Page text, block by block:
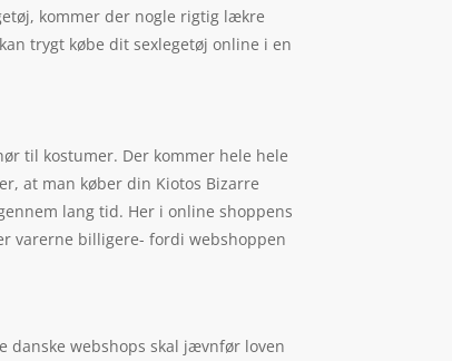
kommer der nogle rigtig lækre
trygt købe dit sexlegetøj online i en
til kostumer. Der kommer hele hele
at man køber din Kiotos Bizarre
lang tid. Her i online shoppens
varerne billigere- fordi webshoppen
danske webshops skal jævnfør loven